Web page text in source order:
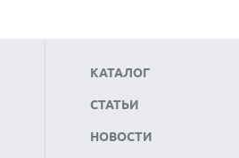
КАТАЛОГ
СТАТЬИ
НОВОСТИ